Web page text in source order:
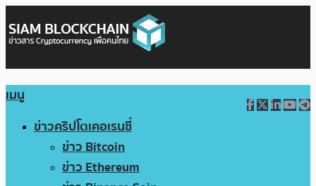
เมนู
ข่าวคริปโตเคอเรนซี่
ข่าว Bitcoin
ข่าว Ethereum